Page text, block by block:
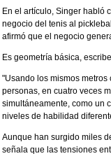
En el artículo, Singer habló
negocio del tenis al
afirmó que el negocio
Es geometría básica,
"Usando los mismos
personas, en cuatro veces
simultáneamente, como un
niveles de habilidad
Aunque han surgido miles
señala que las tensiones